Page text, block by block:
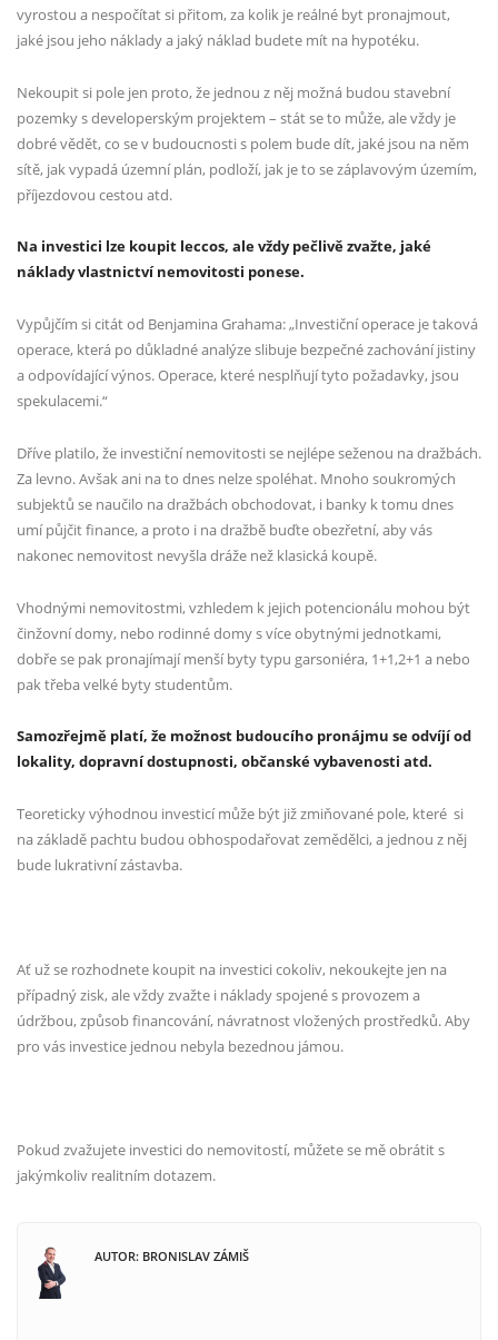
vyrostou a nespočítat si přitom, za kolik je reálné byt pronajmout,
jaké jsou jeho náklady a jaký náklad budete mít na hypotéku.
Nekoupit si pole jen proto, že jednou z něj možná budou stavební
pozemky s developerským projektem – stát se to může, ale vždy je
dobré vědět, co se v budoucnosti s polem bude dít, jaké jsou na něm
sítě, jak vypadá územní plán, podloží, jak je to se záplavovým územím,
příjezdovou cestou atd.
Na investici lze koupit leccos, ale vždy pečlivě zvažte, jaké
náklady vlastnictví nemovitosti ponese.
Vypůjčím si citát od BenjaminaGrahama: „Investiční operace je taková
operace, která po důkladné analýze slibuje bezpečné zachování jistiny
a odpovídající výnos. Operace, které nesplňují tyto požadavky, jsou
spekulacemi.“
Dříve platilo, že investiční nemovitosti se nejlépe seženou na dražbách.
Za levno. Avšak ani na to dnes nelze spoléhat. Mnoho soukromých
subjektů se naučilo na dražbách obchodovat, i banky k tomu dnes
umí půjčit finance, a proto i na dražbě buďte obezřetní, aby vás
nakonec nemovitost nevyšla dráže než klasická koupě.
Vhodnými nemovitostmi, vzhledem k jejich potencionálu mohou být
činžovní domy, nebo rodinnédomy s více obytnými jednotkami,
dobře se pak pronajímají menší byty typu garsoniéra, 1+1,2+1 a nebo
pak třeba velké byty studentům.
Samozřejmě platí, že možnost budoucího pronájmu se odvíjíod
lokality, dopravní dostupnosti, občanské vybavenosti atd.
Teoreticky výhodnou investicí může být jižzmiňované pole, které si
na základě pachtu budou obhospodařovat zemědělci, a jednou z něj
bude lukrativní zástavba.
Ať už se rozhodnete koupit na investici cokoliv, nekoukejte jen na
případný zisk, ale vždy zvažte i náklady spojené s provozem a
údržbou, způsob financování, návratnost vložených prostředků. Aby
pro vás investice jednou nebyla bezednou jámou.
Pokud zvažujete investici do nemovitostí, můžete se mě obrátit s
jakýmkoliv realitním dotazem.
AUTOR: BRONISLAV ZÁMIŠ